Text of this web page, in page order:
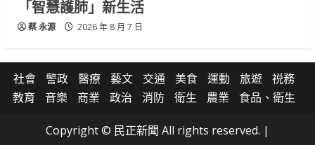
「智慧護肺」新生活
蔡 永源 2026 年 8 月 7 日
社會 警政 醫療 藝文 交通 美食 運動 旅遊
祱務
教育
音樂 商業 政治 消防 衛生 農業 食品、衛生
Copyright © 民正新聞 All rights reserved. |